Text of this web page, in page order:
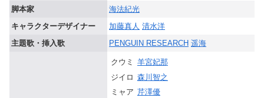
脚本家
海法紀光
キャラクターデザイナー
加藤真人 清水洋
主題歌・挿入歌
PENGUIN RESEARCH 遥海
クウミ
羊宮妃那
ジイロ 森川智之
ミャア 芹澤優